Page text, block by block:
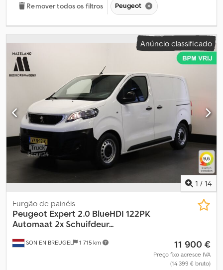
Remover todos os filtros Peugeot
Anúncio classificado
1 / 14
SON EN BREUGEL 1 715 km
Furgão de painéis
Peugeot Expert 2.0 BlueHDI 122PK
Automaat 2x Schuifdeur...
11 900 €
Preço fixo acresce IVA
(14 399 € bruto)